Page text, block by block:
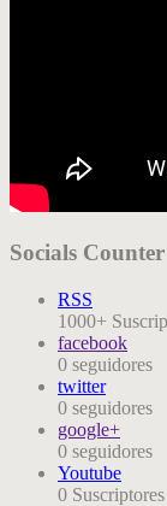
Socials Counter
RSS
1000+
facebook
0 seguidores
twitter
0 seguidores
google+
0 seguidores
Youtube
0 Suscriptores